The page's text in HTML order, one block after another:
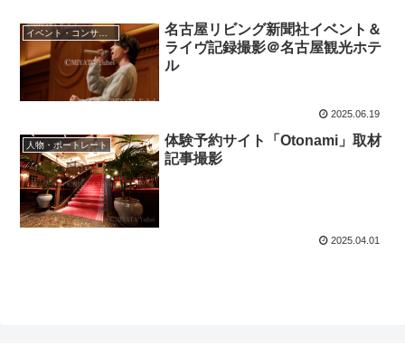
イベント・コンサート・ライヴ
名古屋リビング新聞社イベント＆
ライヴ記録撮影＠名古屋観光ホテ
ル
2025.06.19
人物・ポートレート
体験予約サイト「Otonami」取材
記事撮影
2025.04.01